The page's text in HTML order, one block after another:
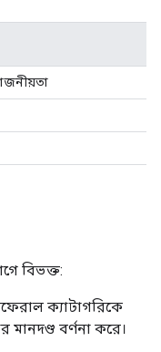
বিভক্ত:
ক্যাটাগরিকে
মানদণ্ড বর্ণনা করে।